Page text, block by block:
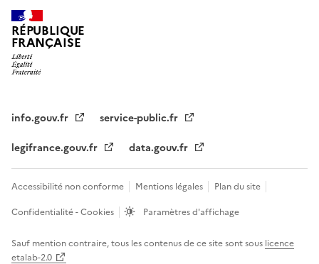
RÉPUBLIQUE
FRANÇAISE
info.gouv.fr
service-public.fr
legifrance.gouv.fr
data.gouv.fr
Accessibilité non conforme Mentions légales
Plan du site
Confidentialité - Cookies
Paramètres d'affichage
Sauf mention contraire, tous les contenus de ce site sont sous licence
etalab-2.0